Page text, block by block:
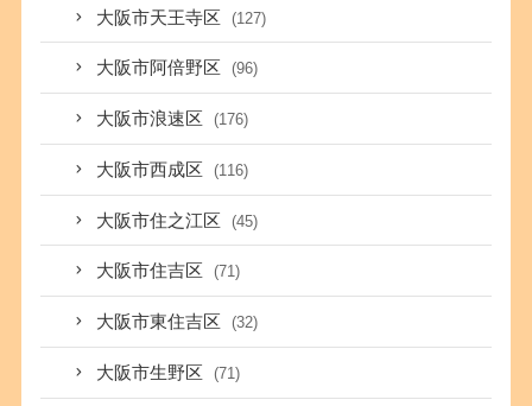
大阪市天王寺区 (127)
大阪市阿倍野区 (96)
大阪市浪速区 (176)
大阪市西成区 (116)
大阪市住之江区 (45)
大阪市住吉区 (71)
大阪市東住吉区 (32)
大阪市生野区 (71)